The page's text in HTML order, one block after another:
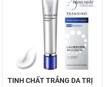
TINH CHẤT TRẮNG DA TRỊ